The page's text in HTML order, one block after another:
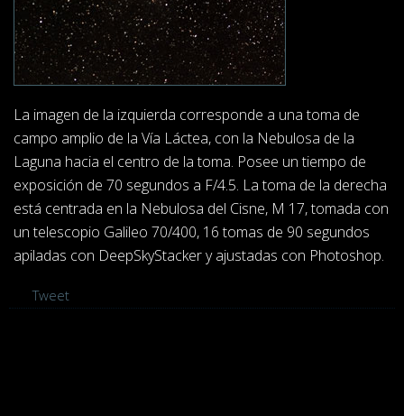
La imagen de la izquierda corresponde a una toma de
campo amplio de la Vía Láctea, con la Nebulosa de la
Laguna hacia el centro de la toma. Posee un tiempo de
exposición de 70 segundos a F/4.5. La toma de la derecha
está centrada en la Nebulosa del Cisne, M 17, tomada con
un telescopio Galileo 70/400, 16 tomas de 90 segundos
apiladas con DeepSkyStacker y ajustadas con Photoshop.
Tweet